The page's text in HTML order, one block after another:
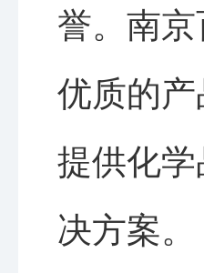
誉。南
优质的
提供化
决方案。